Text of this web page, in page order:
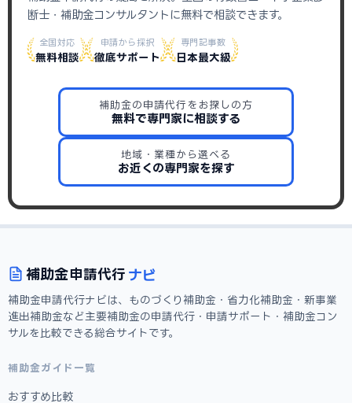
断士・補助金コンサルタントに無料で相談できます。
全国対応
無料相談
申請から採択
徹底サポート
専門記事数
日本最大級
補助金の申請代行をお探しの方
無料で専門家に相談する
地域・業種から選べる
お近くの専門家を探す
補助金申請代行 ナビ
補助金申請代行ナビは、ものづくり補助金・省力化補助金・新事業
進出補助金など主要補助金の申請代行・申請サポート・補助金コン
サルを比較できる総合サイトです。
補助金ガイド一覧
おすすめ比較